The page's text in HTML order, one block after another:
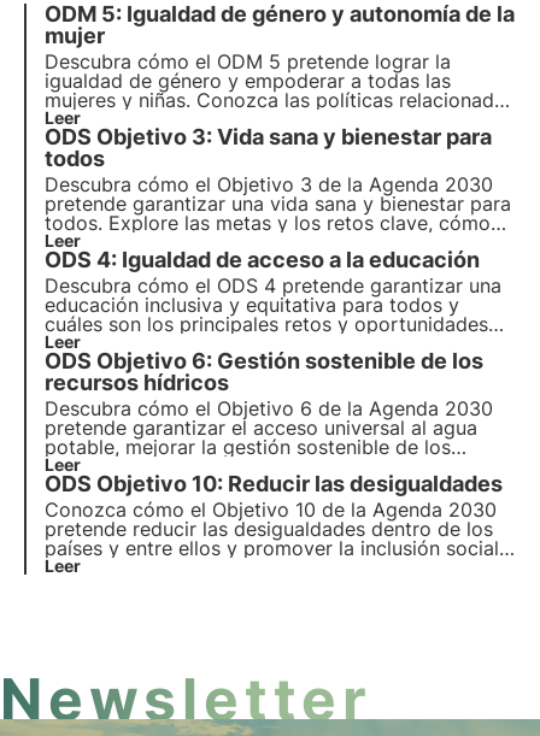
ODM 5: Igualdad de género y autonomía de la
mujer
Descubra cómo el ODM 5 pretende lograr la
igualdad de género y empoderar a todas las
mujeres y niñas. Conozca las políticas relacionadas
con el Objetivo 5 y las intervenciones llevadas a
cabo durante la pandemia. Lea el artículo para
comprender su importancia y los retos pendientes.
Leer
ODS Objetivo 3: Vida sana y bienestar para
todos
Descubra cómo el Objetivo 3 de la Agenda 2030
pretende garantizar una vida sana y bienestar para
todos. Explore las metas y los retos clave, cómo
avanza Italia hacia la consecución de estos
objetivos y cómo pueden contribuir las empresas a
este objetivo.
Leer
ODS 4: Igualdad de acceso a la educación
Descubra cómo el ODS 4 pretende garantizar una
educación inclusiva y equitativa para todos y
cuáles son los principales retos y oportunidades
para alcanzar este objetivo. Descubra también
cómo 3Bee promueve la educación y la formación
medioambiental para adultos.
Leer
ODS Objetivo 6: Gestión sostenible de los
recursos hídricos
Descubra cómo el Objetivo 6 de la Agenda 2030
pretende garantizar el acceso universal al agua
potable, mejorar la gestión sostenible de los
recursos hídricos y el saneamiento, y proteger los
ecosistemas acuáticos.
Leer
ODS Objetivo 10: Reducir las desigualdades
Conozca cómo el Objetivo 10 de la Agenda 2030
pretende reducir las desigualdades dentro de los
países y entre ellos y promover la inclusión social,
económica y política. Explore las principales
Leer
Newsletter